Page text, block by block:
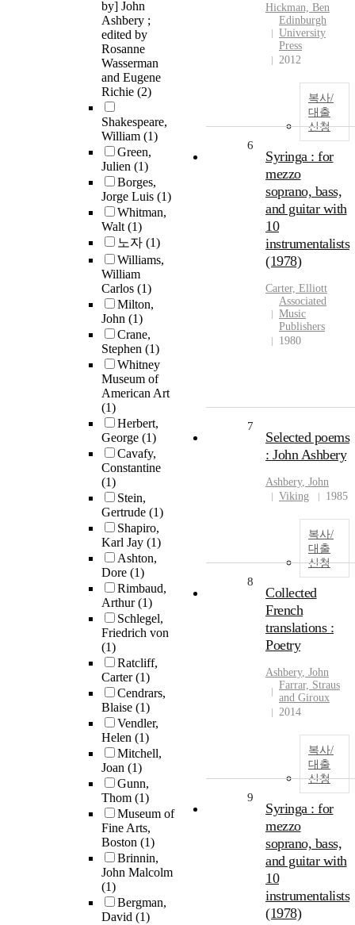
by] John
Ashbery ;
edited by
Rosanne
Wasserman
and Eugene
Richie (2)
Shakespeare,
William (1)
Green,
Julien (1)
Borges,
Jorge Luis (1)
Whitman,
Walt(1)
노자 (1)
Williams,
William
Carlos (1)
Milton,
John (1)
Crane,
Stephen (1)
Whitney
Museum of
American Art
(1)
Herbert,
George (1)
Cavafy,
Constantine
(1)
Stein,
Gertrude (1)
Shapiro,
Karl Jay (1)
Ashton,
Dore (1)
Rimbaud,
Arthur(1)
Schlegel,
Friedrich von
(1)
Ratcliff,
Carter(1)
Cendrars,
Blaise (1)
Vendler,
Helen (1)
Mitchell,
Joan (1)
Gunn,
Thom (1)
Museum of
Fine Arts,
Boston (1)
Brinnin,
John Malcolm
(1)
Bergman,
David (1)
Hickman, Ben
Edinburgh
University
Press
2012
복사/
대출
신청
6
Syringa : for
mezzo
soprano, bass,
and guitar with
10
instrumentalists
(1978)
Carter, Elliott
Associated
Music
Publishers
1980
7
Selected poems
: John Ashbery
Ashbery, John
Viking
1985
복사/
대출
신청
8
Collected
French
translations :
Poetry
Ashbery, John
Farrar, Straus
and Giroux
2014
복사/
대출
신청
9
Syringa : for
mezzo
soprano, bass,
and guitar with
10
instrumentalists
(1978)